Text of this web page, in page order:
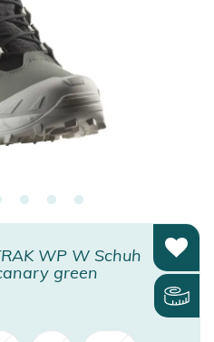
WP W Schuh
green